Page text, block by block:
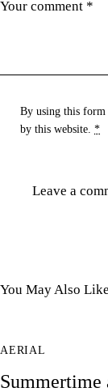
By using this form
by this website.*
You May Also Like
AERIAL
Summertime